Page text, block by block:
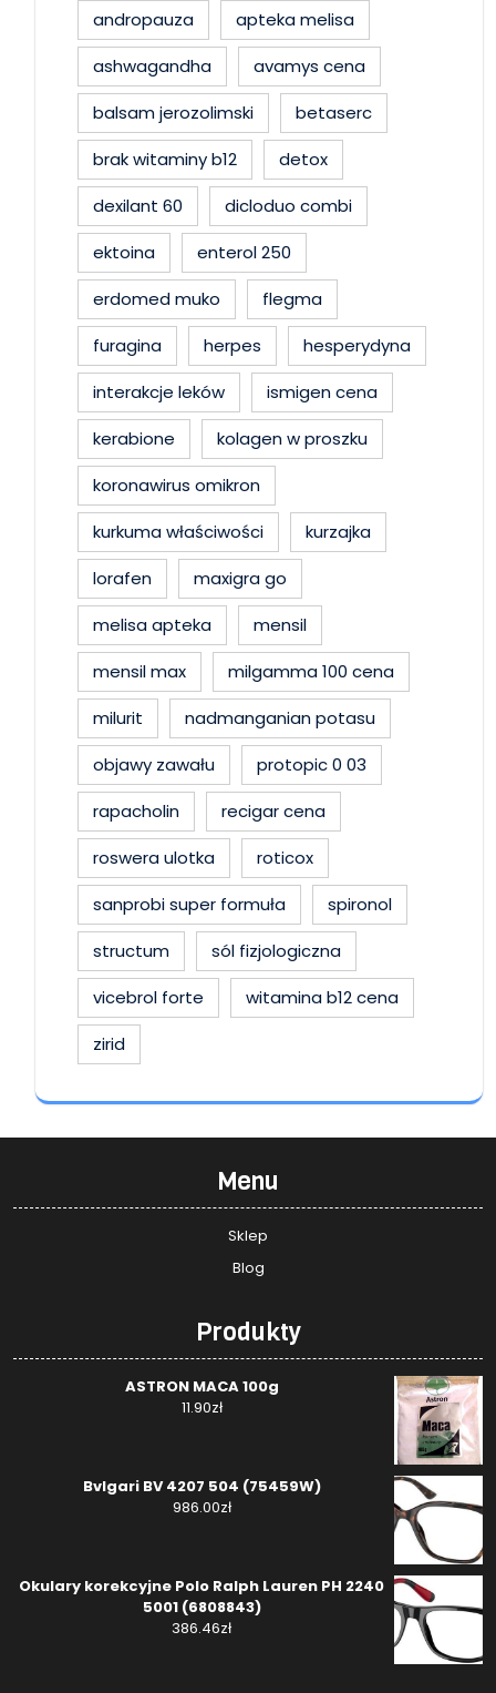
andropauza
apteka melisa
ashwagandha
avamys cena
balsam jerozolimski
betaserc
brak witaminy b12
detox
dexilant 60
dicloduo combi
ektoina
enterol 250
erdomed muko
flegma
furagina
herpes
hesperydyna
interakcje leków
ismigen cena
kerabione
kolagen w proszku
koronawirus omikron
kurkuma właściwości
kurzajka
lorafen
maxigra go
melisa apteka
mensil
mensil max
milgamma 100 cena
milurit
nadmanganian potasu
objawy zawału
protopic 0 03
rapacholin
recigar cena
roswera ulotka
roticox
sanprobi super formuła
spironol
structum
sól fizjologiczna
vicebrol forte
witamina b12 cena
zirid
Menu
Sklep
Blog
Produkty
ASTRON MACA 100g
11.90zł
Bvlgari BV 4207 504 (75459W)
986.00zł
Okulary korekcyjne Polo Ralph Lauren PH 2240
5001 (6808843)
386.46zł